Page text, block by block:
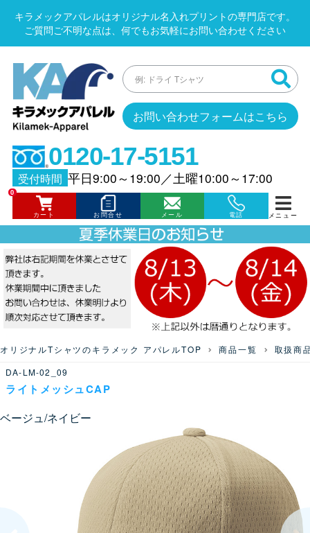
キラメックアパレルはオリジナル名入れプリントの専門店です。
ご質問ご不明な点は、何でもお気軽にお問い合わせください
お問い合わせフォームはこちら
0120-17-5151
受付時間 平日9:00～19:00／土曜10:00～17:00
カート
0
お問合せ メール 電話 メニュー
オリジナルTシャツのキラメック アパレルTOP 商品一覧
取扱商
DA-LM-02_09
ライトメッシュCAP
ベージュ/ネイビー